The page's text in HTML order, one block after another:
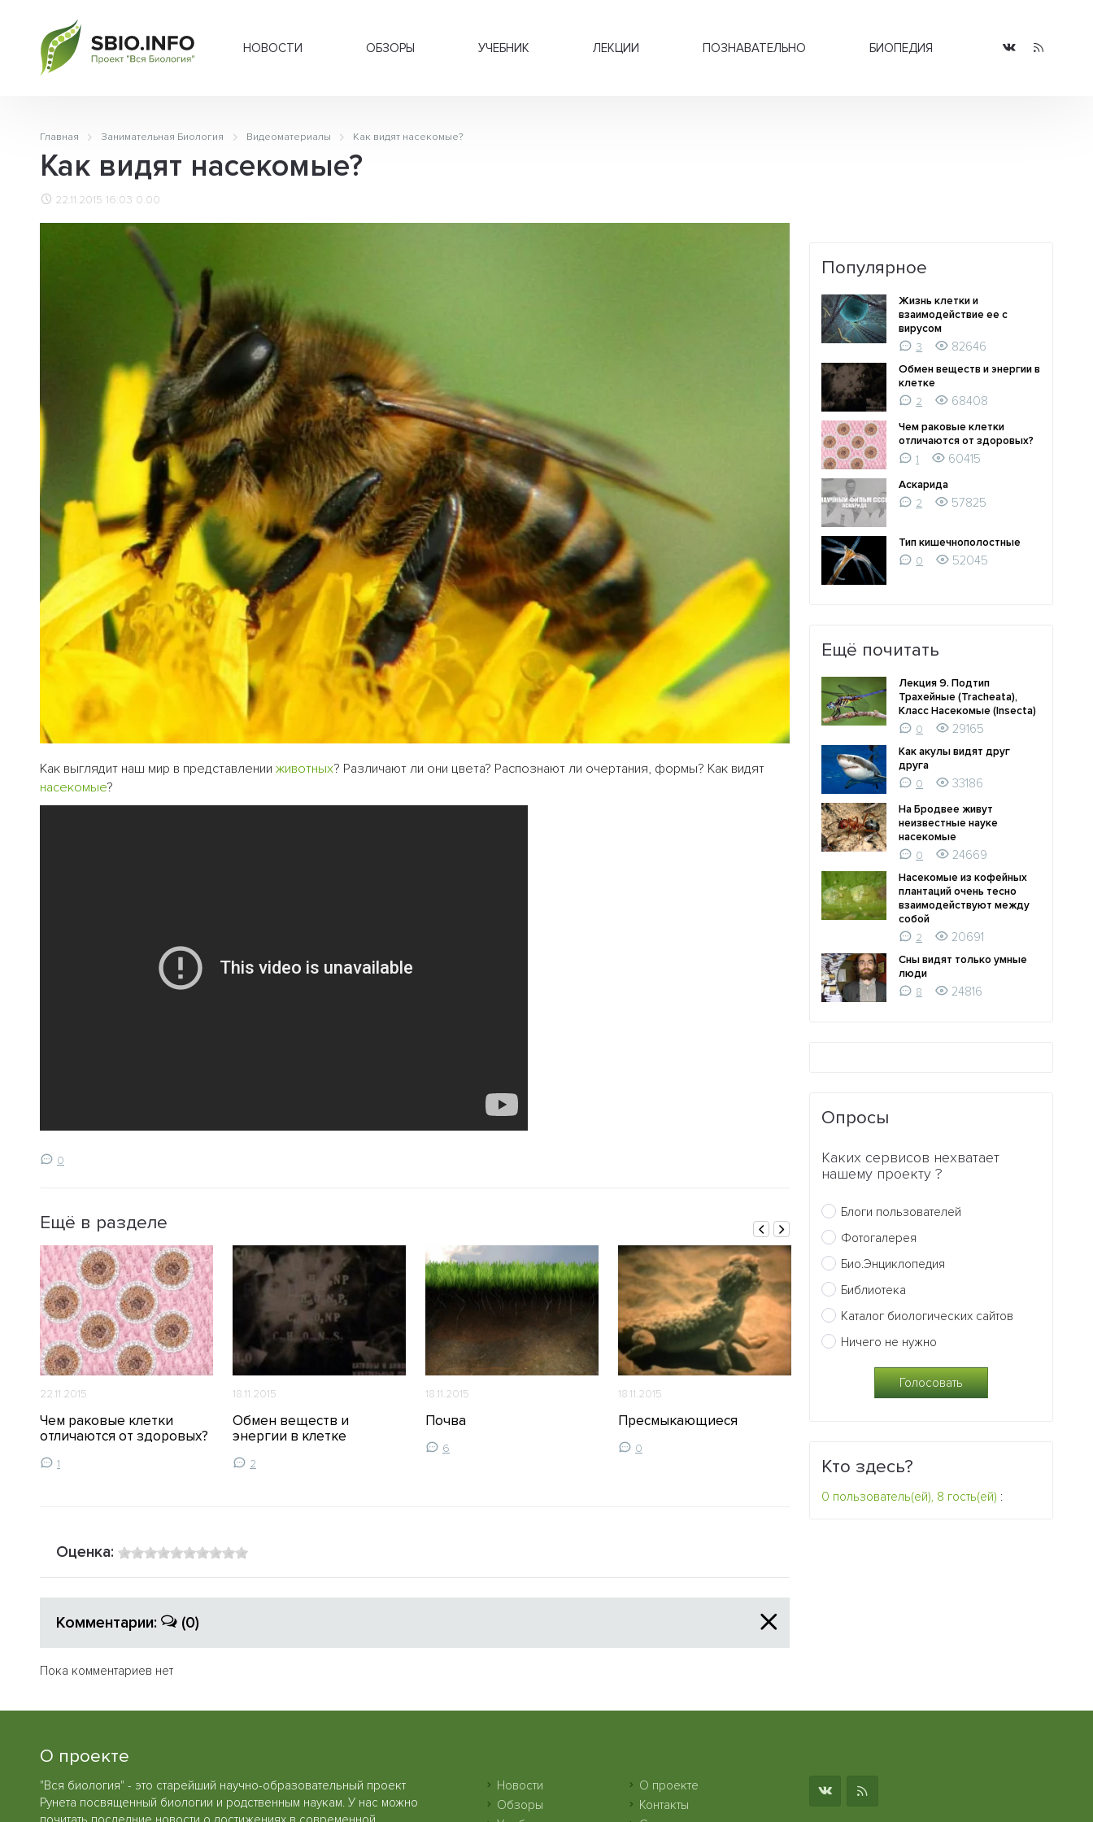
НОВОСТИ ОБЗОРЫ УЧЕБНИК ЛЕКЦИИ ПОЗНАВАТЕЛЬНО БИОПЕДИЯ
Главная Занимательная Биология Видеоматериалы Как видят насекомые?
Как видят насекомые?
22.11.2015 16:03 0.00
Как выглядит наш мир в представлении животных? Различают ли они цвета? Распознают ли очертания, формы? Как видят
насекомые?
0
Ещё в разделе
22.11.2015
Чем раковые клетки
отличаются от здоровых?
1
18.11.2015
Обмен веществ и
энергии в клетке
2
18.11.2015
Почва
6
18.11.2015
Пресмыкающиеся
0
Оценка:
Комментарии: (0)
Пока комментариев нет
Популярное
Жизнь клетки и
взаимодействие ее с
вирусом
3
82646
Обмен веществ и энергии в
клетке
2
68408
Чем раковые клетки
отличаются от здоровых?
1
60415
Аскарида
2
57825
Тип кишечнополостные
0
52045
Ещё почитать
Лекция 9. Подтип
Трахейные (Tracheata),
Класс Насекомые (Insecta)
0
29165
Как акулы видят друг
друга
0
33186
На Бродвее живут
неизвестные науке
насекомые
0
24669
Насекомые из кофейных
плантаций очень тесно
взаимодействуют между
собой
2
20691
Сны видят только умные
люди
8
24816
Опросы
Каких сервисов нехватает
нашему проекту ?
Блоги пользователей
Фотогалерея
Био.Энциклопедия
Библиотека
Каталог биологических сайтов
Ничего не нужно
Кто здесь?
0 пользователь(ей), 8 гость(ей) :
О проекте
"Вся биология" - это старейший научно-образовательный проект
Рунета посвященный биологии и родственным наукам. У нас можно
Новости
Обзоры
О проекте
Контакты